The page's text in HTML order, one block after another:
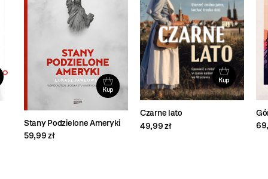
Kup
Stany Podzielone Ameryki
59,99 zł
Kup
Czarne lato
49,99 zł